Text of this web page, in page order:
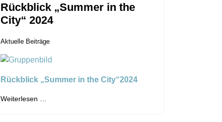
Rückblick „Summer in the
City“ 2024
Aktuelle Beiträge
Rückblick „Summer in the City“2024
Weiterlesen …